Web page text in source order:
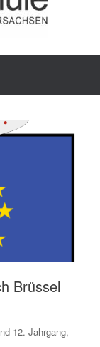
Brüssel
12. Jahrgang,